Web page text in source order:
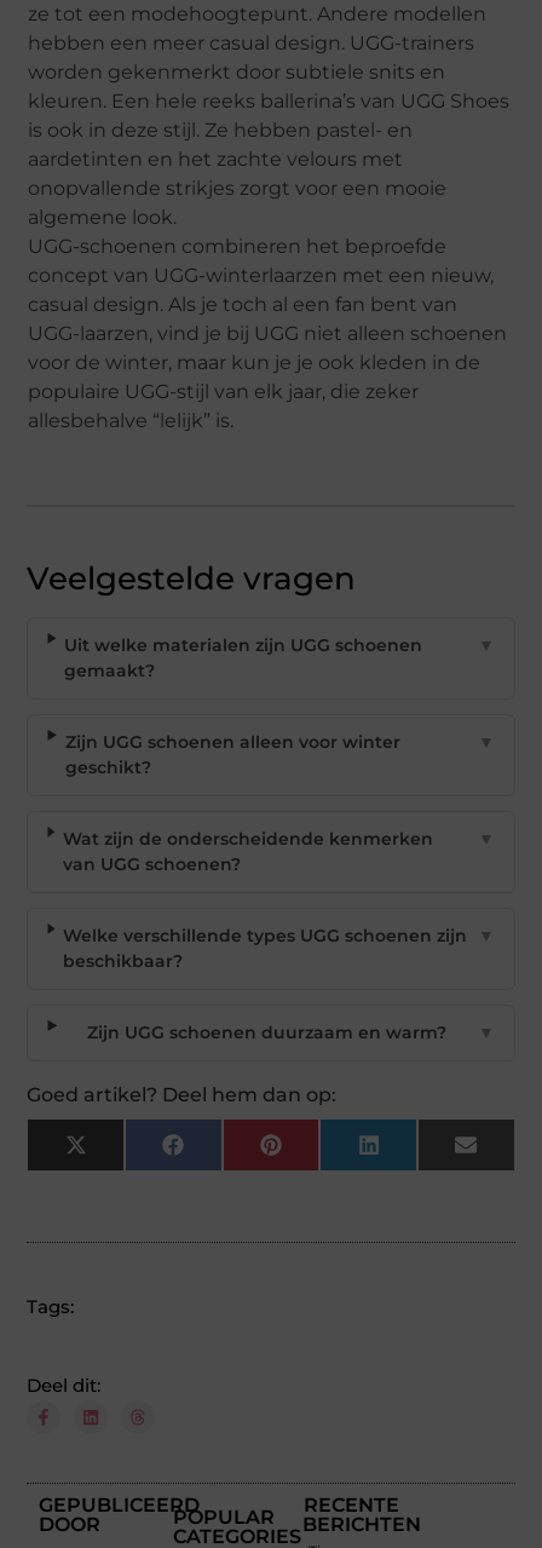
ze tot een modehoogtepunt. Andere modellen
hebben een meer casual design. UGG-trainers
worden gekenmerkt door subtiele snits en
kleuren. Een hele reeks ballerina’s van UGG Shoes
is ook in deze stijl. Ze hebben pastel- en
aardetinten en het zachte velours met
onopvallende strikjes zorgt voor een mooie
algemene look.
UGG-schoenen combineren het beproefde
concept van UGG-winterlaarzen met een nieuw,
casual design. Als je toch al een fan bent van
UGG-laarzen, vind je bij UGG niet alleen schoenen
voor de winter, maar kun je je ook kleden in de
populaire UGG-stijl van elk jaar, die zeker
allesbehalve “lelijk” is.
Veelgestelde vragen
Uit welke materialen zijn UGG schoenen
gemaakt?
▼
Zijn UGG schoenen alleen voor winter
geschikt?
▼
Wat zijn de onderscheidende kenmerken
van UGG schoenen?
▼
Welke verschillende types UGG schoenen zijn
beschikbaar?
▼
Zijn UGG schoenen duurzaam en warm? ▼
Goed artikel? Deel hem dan op:
X
(Twitter)
Facebook Pinterest LinkedIn Email
Tags:
Deel dit:
GEPUBLICEERD
DOOR
POPULAR
CATEGORIES
RECENTE
BERICHTEN